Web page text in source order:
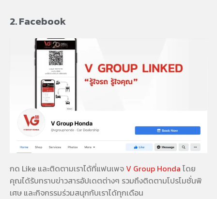
2. Facebook
กด Like และติดตามเราได้ที่แฟนเพจV Group Honda โดย
คุณได้รับทราบข่าวสารอัปเดตต่างๆ รวมถึงติดตามโปรโมชั่นพิ
เศษ และกิจกรรมร่วมสนุกกับเราได้ทุกเดือน